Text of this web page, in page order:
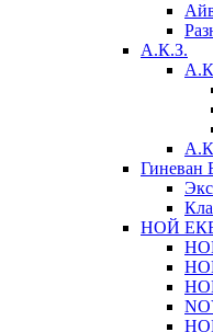
А.К.З.
Гиневан
НОЙ